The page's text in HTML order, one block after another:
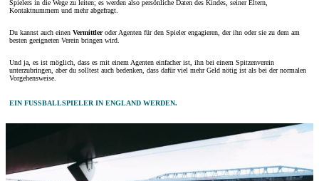
Spielers in die Wege zu leiten; es werden also persönliche Daten des Kindes, seiner Eltern,
Kontaktnummern und mehr abgefragt.
Du kannst auch einen Vermittleroder Agenten für den Spieler engagieren, der ihn oder sie zu dem am
besten geeigneten Verein bringen wird.
Und ja, es ist möglich, dass es mit einem Agenten einfacher ist, ihn bei einem Spitzenverein
unterzubringen, aber du solltest auch bedenken, dass dafür viel mehr Geld nötig ist als bei der normalen
Vorgehensweise.
EIN FUSSBALLSPIELER IN ENGLAND WERDEN.